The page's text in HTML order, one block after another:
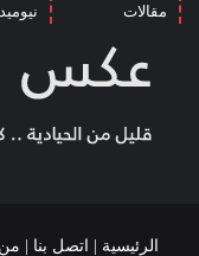
مقالات
الرئيسية | اتصل بنا |